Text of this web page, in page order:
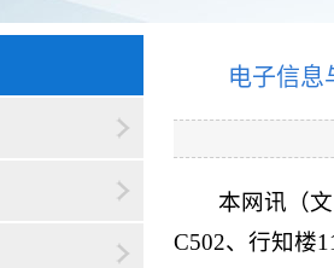
电子信息
本网讯（
C502、行知楼